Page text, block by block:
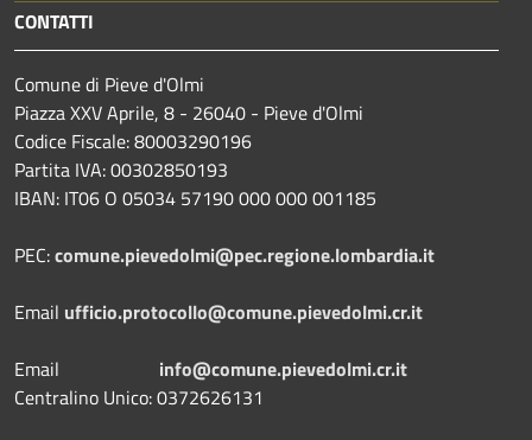
CONTATTI
Comune di Pieve d'Olmi
Piazza XXV Aprile, 8 - 26040 - Pieve d'Olmi
Codice Fiscale: 80003290196
Partita IVA: 00302850193
IBAN: IT06 O 05034 57190 000 000 001185
PEC:comune.pievedolmi@pec.regione.lombardia.it
Email ufficio.protocollo@comune.pievedolmi.cr.it
Email info@comune.pievedolmi.cr.it
Centralino Unico: 0372626131